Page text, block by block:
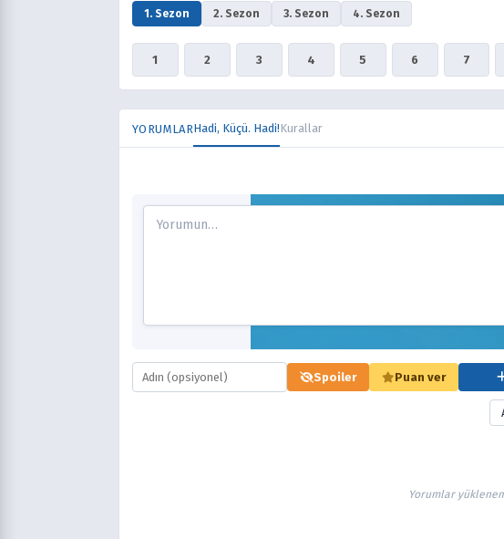
1. Sezon 2. Sezon 3. Sezon 4. Sezon
1 2 3 4 5 6 7
YORUMLARHadi, Küçü. Hadi!Kurallar
Spoiler Puan ver
Yorumlar